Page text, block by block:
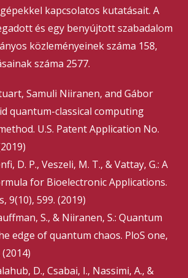
kapcsolatos kutatásait. A
és egy benyújtott szabadalom
közleményeinek száma 158,
száma 2577.
Samuli Niiranen, and Gábor
quantum-classical computing
U.S. Patent Application No.
D. P., Veszeli, M. T., & Vattay, G.: A
for Bioelectronic Applications.
9(10), 599. (2019)
S., & Niiranen, S.: Quantum
edge of quantum chaos. PloS one,
D., Csabai, I., Nassimi, A., &